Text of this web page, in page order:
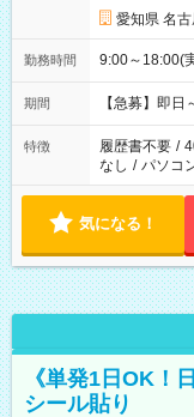
愛知県 名
勤務時間 9:00～18:00(
期間 【急募】即
特徴 履歴書不要 /
なし / パソコ
気になる！
《単発1日OK！
シール貼り